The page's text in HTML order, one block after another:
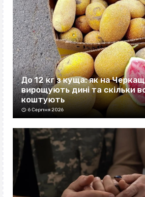
До 12 кг з куща: як на
вирощують дині та скільки
коштують
6 Серпня 2026